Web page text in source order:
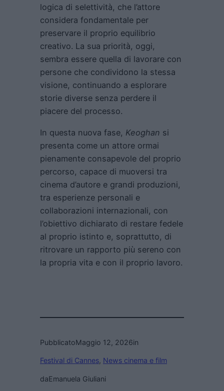
logica di selettività, che l’attore
considera fondamentale per
preservare il proprio equilibrio
creativo. La sua priorità, oggi,
sembra essere quella di lavorare con
persone che condividono la stessa
visione, continuando a esplorare
storie diverse senza perdere il
piacere del processo.
In questa nuova fase, Keoghan si
presenta come un attore ormai
pienamente consapevole del proprio
percorso, capace di muoversi tra
cinema d’autore e grandi produzioni,
tra esperienze personali e
collaborazioni internazionali, con
l’obiettivo dichiarato di restare fedele
al proprio istinto e, soprattutto, di
ritrovare un rapporto più sereno con
la propria vita e con il proprio lavoro.
PubblicatoMaggio 12, 2026in
Festival di Cannes News cinema e film
daEmanuela Giuliani